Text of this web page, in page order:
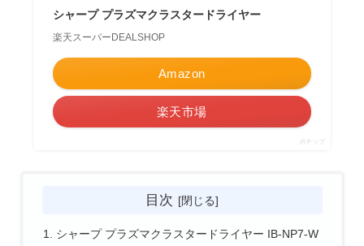
シャープ プラズマクラスタードライヤー
楽天スーパーDEALSHOP
Amazon
楽天市場
ポチップ
目次
シャープ プラズマクラスタードライヤー IB-NP7-W